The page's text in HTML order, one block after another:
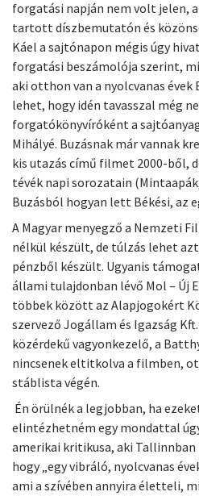
forgatási napján nem volt jelen,
tartott díszbemutatón és
Káel a sajtónapon mégis úgy
forgatási beszámolója szerint,
aki otthon van a nyolcvanas
lehet, hogy idén tavasszal még
forgatókönyvíróként a
Mihályé. Buzásnak már vannak
kis utazás című filmet 2000-ből,
tévék napi sorozatain
Buzásból hogyan lett Békési, az
A Magyar menyegző a Nemzeti
nélkül készült, de túlzás lehet
pénzből készült. Ugyanis
állami tulajdonban lévő Mol – Új
többek között az Alapjogokért
szervező Jogállam és Igazság
közérdekű vagyonkezelő, a
nincsenek eltitkolva a filmben,
stáblista végén.
Én örülnék a legjobban, ha
elintézhetném egy mondattal
amerikai kritikusa, aki
hogy „egy vibráló, nyolcvanas
ami a szívében annyira életteli,